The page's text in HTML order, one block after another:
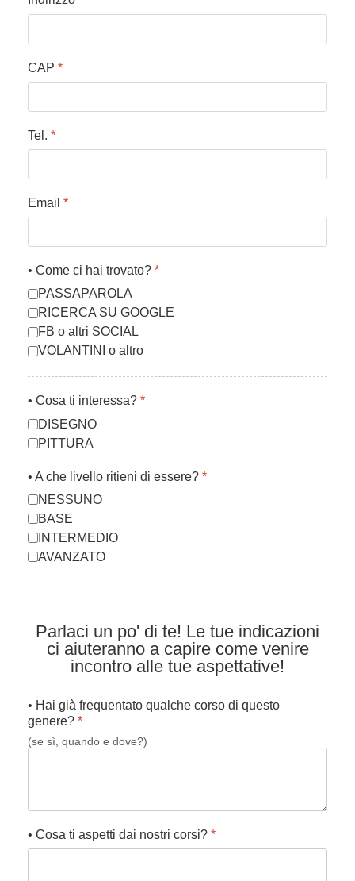
CAP *
Tel. *
Email *
• Come ci hai trovato? *
PASSAPAROLA
RICERCA SU GOOGLE
FB o altri SOCIAL
VOLANTINI o altro
• Cosa ti interessa? *
DISEGNO
PITTURA
• A che livello ritieni di essere? *
NESSUNO
BASE
INTERMEDIO
AVANZATO
Parlaci un po' di te! Le tue indicazioni
ci aiuteranno a capire come venire
incontro alle tue aspettative!
• Hai già frequentato qualche corso di questo
genere? *
(se sì, quando e dove?)
• Cosa ti aspetti dai nostri corsi? *